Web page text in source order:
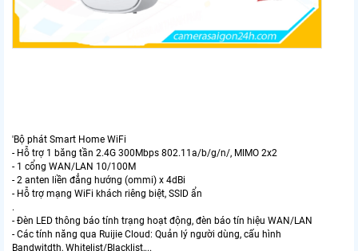
'Bộ phát Smart Home WiFi
- Hỗ trợ 1 băng tần 2.4G 300Mbps 802.11a/b/g/n/, MIMO 2x2
- 1 cổng WAN/LAN 10/100M
- 2 anten liền đẳng hướng (ommi) x 4dBi
- Hỗ trợ mạng WiFi khách riêng biệt, SSID ẩn
.
- Đèn LED thông báo tính trạng hoạt động, đèn báo tín hiệu WAN/LAN
- Các tính năng qua Ruijie Cloud: Quản lý người dùng, cấu hình
Bandwitdth, Whitelist/Blacklist,...